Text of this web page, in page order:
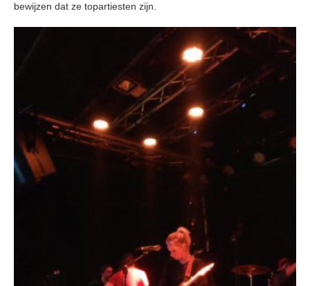
bewijzen dat ze topartiesten zijn.